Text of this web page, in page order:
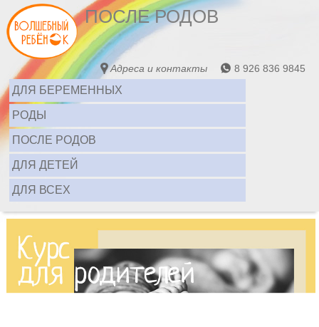
ПОСЛЕ РОДОВ
Адреса и контакты 8 926 836 9845
ДЛЯ БЕРЕМЕННЫХ
РОДЫ
ПОСЛЕ РОДОВ
ДЛЯ ДЕТЕЙ
ДЛЯ ВСЕХ